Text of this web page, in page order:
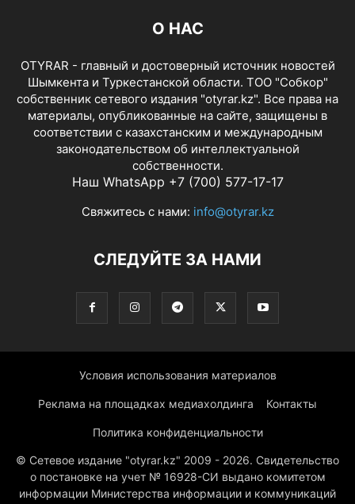
О НАС
OTYRAR - главный и достоверный источник новостей
Шымкента и Туркестанской области. ТОО "Собкор"
собственник сетевого издания "otyrar.kz". Все права на
материалы, опубликованные на сайте, защищены в
соответствии с казахстанским и международным
законодательством об интеллектуальной
собственности.
Наш WhatsApp +7 (700) 577-17-17
Свяжитесь с нами: info@otyrar.kz
СЛЕДУЙТЕ ЗА НАМИ
Условия использования материалов
Реклама на площадках медиахолдинга Контакты
Политика конфиденциальности
© Сетевое издание "otyrar.kz" 2009 - 2026. Свидетельство
о постановке на учет № 16928-СИ выдано комитетом
информации Министерства информации и коммуникаций